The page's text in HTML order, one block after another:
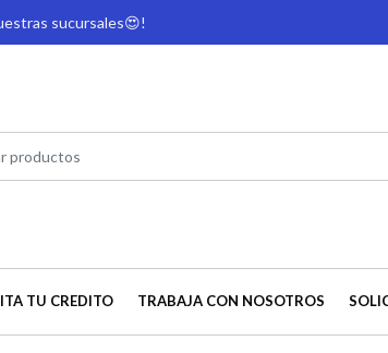
sucursales😍!
TU CREDITO TRABAJA CON NOSOTROS